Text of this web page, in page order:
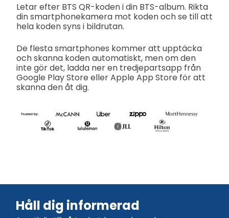
Letar efter BTS QR-koden i din BTS-album. Rikta
din smartphonekamera mot koden och se till att
hela koden syns i bildrutan.
De flesta smartphones kommer att upptäcka
och skanna koden automatiskt, men om den
inte gör det, ladda ner en tredjepartsapp från
Google Play Store eller Apple App Store för att
skanna den åt dig.
Håll dig informerad